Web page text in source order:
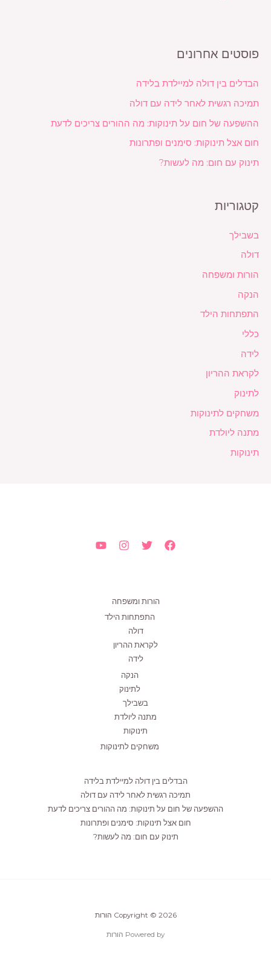
פוסטים אחרונים
הבדלים בין דולה למיילדת בלידה
תמיכה רגשית לאחר לידה עם דולה
ההשפעה של חום על תינוקות: מה ההורים צריכים לדעת
חום אצל תינוקות: סימנים ופתרונות
תינוק עם חום: מה לעשות?
קטגוריות
בשבילך
דולה
הורות ומשפחה
הנקה
התפתחות הילד
כללי
לידה
לקראת ההריון
לתינוק
משחקים לתינוקות
מתנה ליולדת
תינוקות
הורות ומשפחה
התפתחות הילד
דולה
לקראת ההריון
לידה
הנקה
לתינוק
בשבילך
מתנה ליולדת
תינוקות
משחקים לתינוקות
הבדלים בין דולה למיילדת בלידה
תמיכה רגשית לאחר לידה עם דולה
ההשפעה של חום על תינוקות: מה ההורים צריכים לדעת
חום אצל תינוקות: סימנים ופתרונות
תינוק עם חום: מה לעשות?
Copyright © 2026 הורות
Powered by הורות